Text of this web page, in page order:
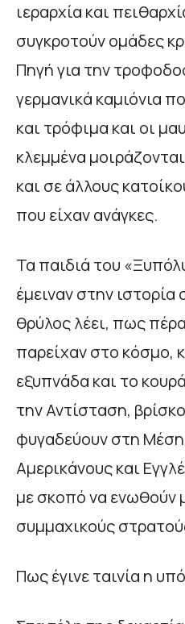
ιεραρχία και
συγκροτούν ομάδες
Πηγή για την
γερμανικά καμιόνια
και τρόφιμα και οι
κλεμμένα
και σε άλλους
που είχαν ανάγκες.
Τα παιδιά του
έμειναν στην
θρύλος λέει, πως
παρείχαν στο κόσμο,
εξυπνάδα και το
την Αντίσταση,
φυγαδεύουν στη
Αμερικάνους και
με σκοπό να ενωθούν
συμμαχικούς
Πως έγινε ταινία η